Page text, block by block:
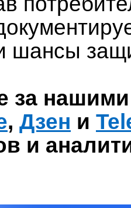
за
, Дзен и
и